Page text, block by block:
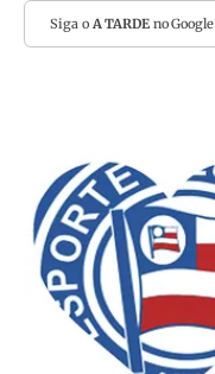
Siga o A TARDEno Google